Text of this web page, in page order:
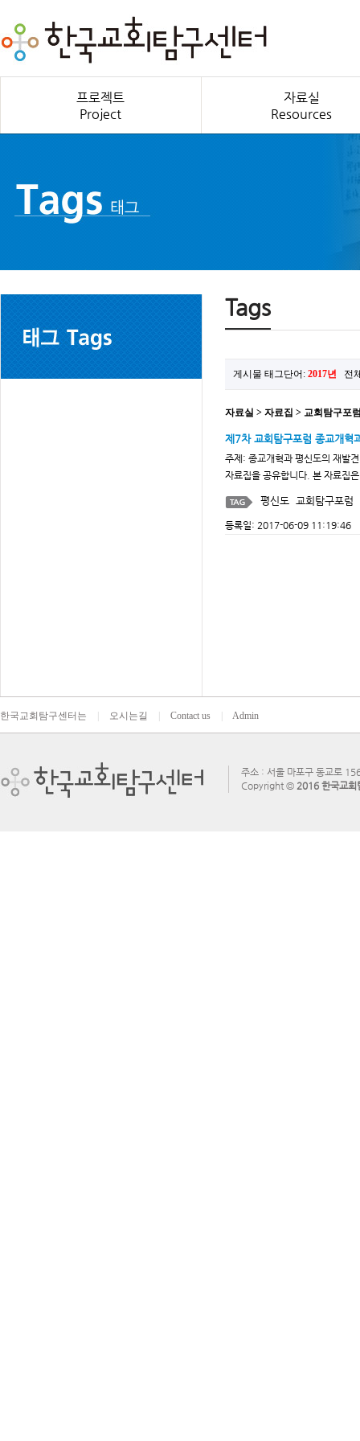
프로젝트
Project
자료실
Resources
Tags
게시물 태그단어: 2017년 전
자료실 > 자료집 > 교회탐구포
제7차 교회탐구포럼 종교개혁
주제: 종교개혁과 평신도의 재발
자료집을 공유합니다. 본 자료집
평신도 교회탐구포럼
등록일: 2017-06-09 11:19:46
한국교회탐구센터는 오시는길 Contact us Admin
주소 : 서울 마포구 동교로
Copyright © 2016 한국교회